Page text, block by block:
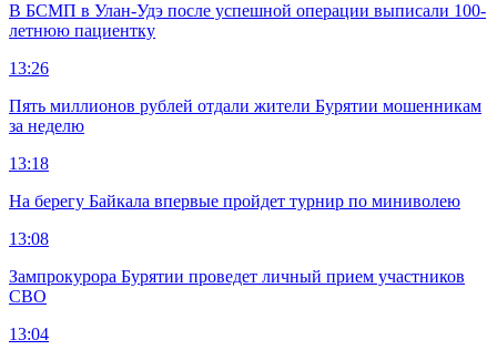
В БСМП в Улан-Удэ после успешной операции выписали 100-
летнюю пациентку
13:26
Пять миллионов рублей отдали жители Бурятии мошенникам
за неделю
13:18
На берегу Байкала впервые пройдет турнир по миниволею
13:08
Зампрокурора Бурятии проведет личный прием участников
СВО
13:04